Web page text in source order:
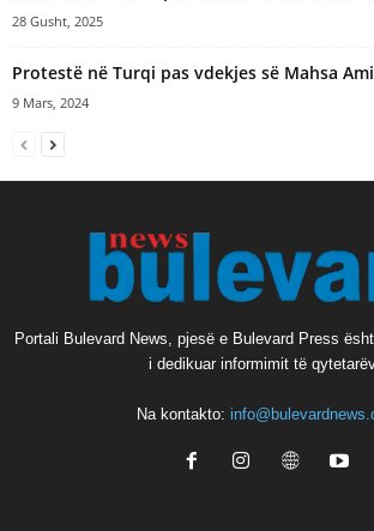
28 Gusht, 2025
Protestë në Turqi pas vdekjes së Mahsa
9 Mars, 2024
Portali Bulevard News, pjesë e Bulevard Press
i dedikuar informimit të
Na kontakto: